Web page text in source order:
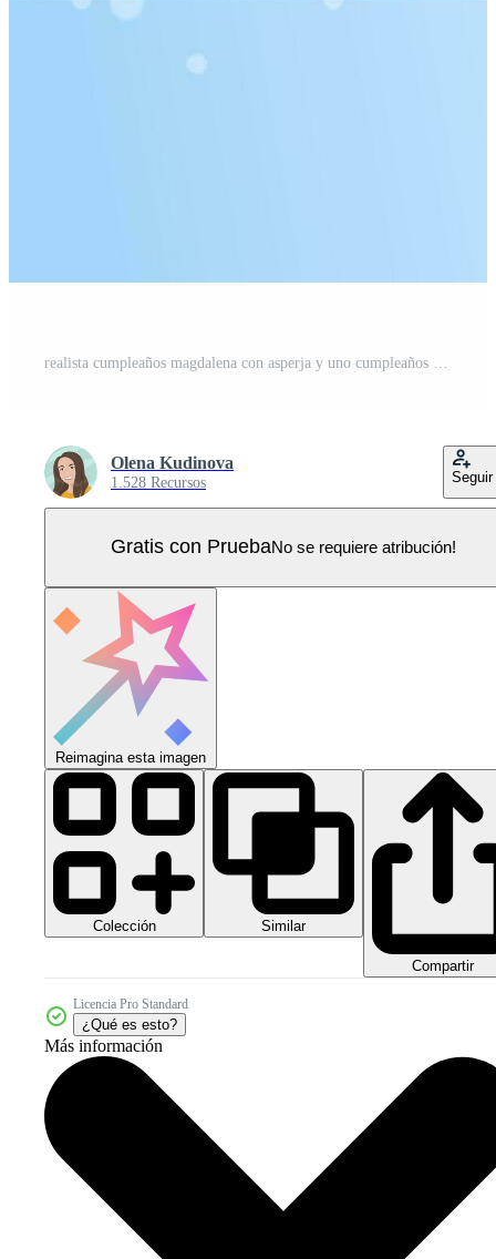
Olena Kudinova
1.528 Recursos Seguir
Gratis con PruebaNo se requiere atribución!
Reimagina esta imagen
Colección Similar
Compartir
Licencia Pro Standard
¿Qué es esto?
Más información